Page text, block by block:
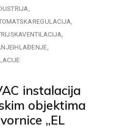
instalacija
objektima
„EL